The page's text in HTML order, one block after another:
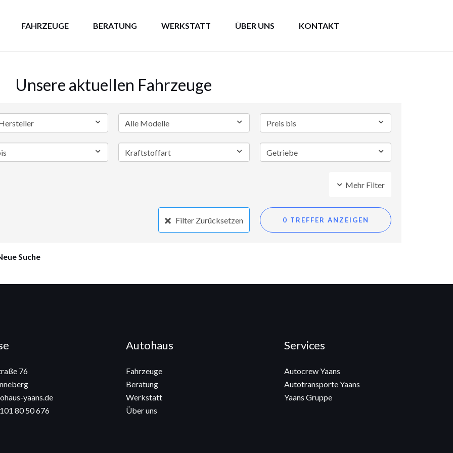
FAHRZEUGE BERATUNG WERKSTATT ÜBER UNS KONTAKT
Unsere aktuellen Fahrzeuge
Mehr Filter
Filter Zurücksetzen
Suche
76
yaans.de
80 50 676
Autohaus
Fahrzeuge
Beratung
Werkstatt
Über uns
Services
Autocrew Yaans
Autotransporte Yaans
Yaans Gruppe